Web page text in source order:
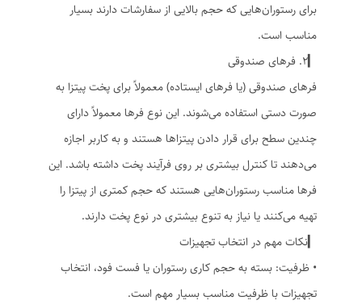
برای رستوران‌هایی که حجم بالایی از سفارشات دارند بسیار
مناسب است.
فرهای صندوقی (یا فرهای ایستاده) معمولاً برای پخت پیتزا به
صورت دستی استفاده می‌شوند. این نوع فرها معمولاً دارای
چندین سطح برای قرار دادن پیتزاها هستند و به کاربر اجازه
می‌دهند تا کنترل بیشتری بر روی فرآیند پخت داشته باشد. این
فرها مناسب رستوران‌هایی هستند که حجم کمتری از پیتزا را
تهیه می‌کنند یا نیاز به تنوع بیشتری در نوع پخت دارند.
▎نکات مهم در انتخاب تجهیزات
• ظرفیت: بسته به حجم کاری رستوران یا فست فود، انتخاب
تجهیزات با ظرفیت مناسب بسیار مهم است.